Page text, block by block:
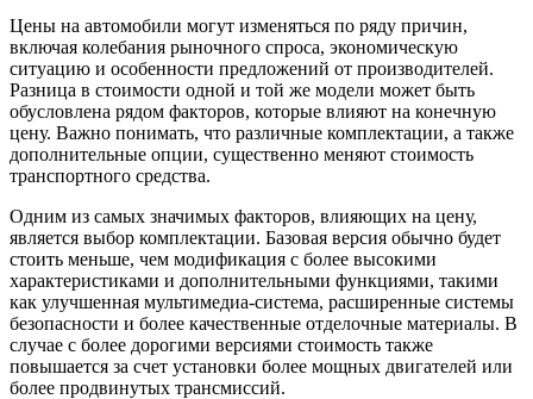
Цены на автомобили могут изменяться по ряду причин,
включая колебания рыночного спроса, экономическую
ситуацию и особенности предложений от производителей.
Разница в стоимости одной и той же модели может быть
обусловлена рядом факторов, которые влияют на конечную
цену. Важно понимать, что различные комплектации, а также
дополнительные опции, существенно меняют стоимость
транспортного средства.
Одним из самых значимых факторов, влияющих на цену,
является выбор комплектации. Базовая версия обычно будет
стоить меньше, чем модификация с более высокими
характеристиками и дополнительными функциями, такими
как улучшенная мультимедиа-система, расширенные системы
безопасности и более качественные отделочные материалы. В
случае с более дорогими версиями стоимость также
повышается за счет установки более мощных двигателей или
более продвинутых трансмиссий.